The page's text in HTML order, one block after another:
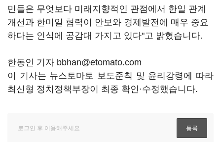
민들은 무엇보다 미래지향적인 관점에서 한일 관계
개선과 한미일 협력이 안보와 경제발전에 매우 중요
하다는 인식에 공감대 가지고 있다"고 밝혔습니다.
한동인 기자 bbhan@etomato.com
이 기사는 뉴스토마토 보도준칙 및 윤리강령에 따라
최신형 정치정책부장이 최종 확인·수정했습니다.